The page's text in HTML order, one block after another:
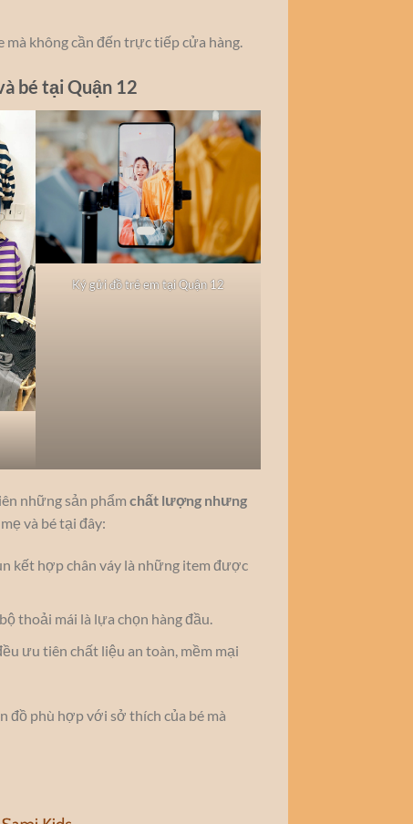
mà không cần đến trực tiếp cửa hàng.
bé tại Quận 12
Ký gửi đồ trẻ em tại Quận 12
những sản phẩm chất lượng nhưng
và bé tại đây:
kết hợp chân váy là những item được
thoải mái là lựa chọn hàng đầu.
ưu tiên chất liệu an toàn, mềm mại
đồ phù hợp với sở thích của bé mà